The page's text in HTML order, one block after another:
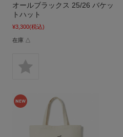
オールブラックス 25/26 バケッ
トハット
¥3,300(税込)
在庫 △